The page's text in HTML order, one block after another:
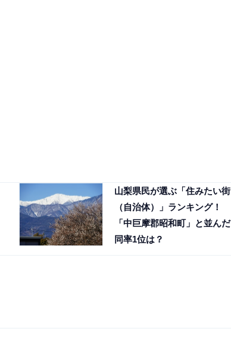
山梨県民が選ぶ「住みたい街
（自治体）」ランキング！
「中巨摩郡昭和町」と並んだ
同率1位は？